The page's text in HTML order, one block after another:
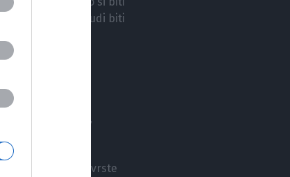
Veliko ljudi se trudi biti
iskrenosti,
raziskovanju
izsledke se s
različne vrste